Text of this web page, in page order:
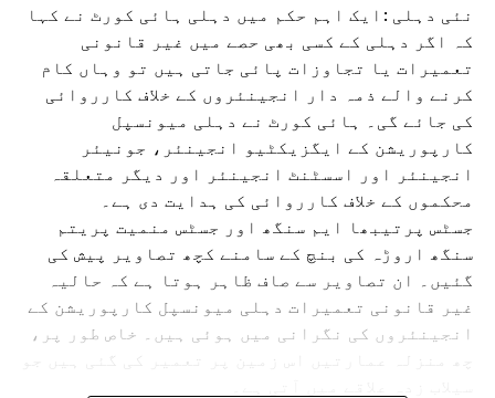
نئی دہلی :ایک اہم حکم میں دہلی ہائی کورٹ نے کہا
کہ اگر دہلی کے کسی بھی حصے میں غیر قانونی
تعمیرات یا تجاوزات پائی جاتی ہیں تو وہاں کام
کرنے والے ذمہ دار انجینئروں کے خلاف کارروائی
کی جائے گی۔ ہائی کورٹ نے دہلی میونسپل
کارپوریشن کے ایگزیکٹیو انجینئر، جونیئر
انجینئر اور اسسٹنٹ انجینئر اور دیگر متعلقہ
محکموں کے خلاف کارروائی کی ہدایت دی ہے۔
جسٹس پرتیبھا ایم سنگھ اور جسٹس منمیت پریتم
سنگھ اروڑہ کی بنچ کے سامنے کچھ تصاویر پیش کی
گئیں۔ ان تصاویر سے صاف ظاہر ہوتا ہے کہ حالیہ
غیر قانونی تعمیرات دہلی میونسپل کارپوریشن کے
انجینئروں کی نگرانی میں ہوئی ہیں۔ خاص طور پر،
چھ منزلہ عمارتیں اس زمین پر تعمیر کی گئی ہیں جو